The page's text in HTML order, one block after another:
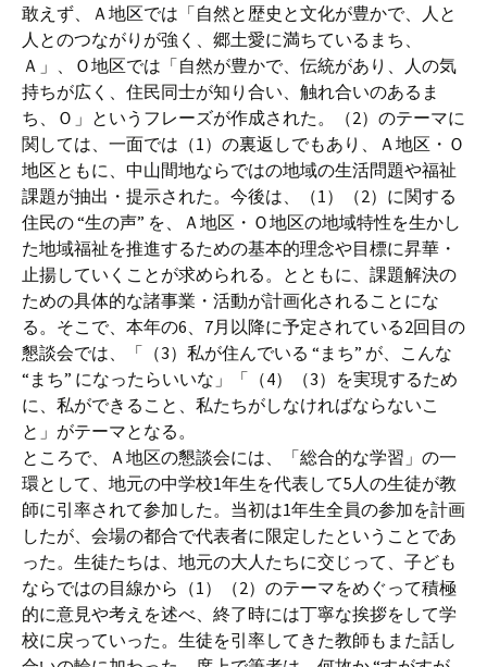
敢えず、Ａ地区では「自然と歴史と文化が豊かで、人と
人とのつながりが強く、郷土愛に満ちているまち、
Ａ」、Ｏ地区では「自然が豊かで、伝統があり、人の気
持ちが広く、住民同士が知り合い、触れ合いのあるま
ち、Ｏ」というフレーズが作成された。（2）のテーマに
関しては、一面では（1）の裏返しでもあり、Ａ地区・Ｏ
地区ともに、中山間地ならではの地域の生活問題や福祉
課題が抽出・提示された。今後は、（1）（2）に関する
住民の “生の声” を、Ａ地区・Ｏ地区の地域特性を生かし
た地域福祉を推進するための基本的理念や目標に昇華・
止揚していくことが求められる。とともに、課題解決の
ための具体的な諸事業・活動が計画化されることにな
る。そこで、本年の6、7月以降に予定されている2回目の
懇談会では、「（3）私が住んでいる “まち” が、こんな
“まち” になったらいいな」「（4）（3）を実現するため
に、私ができること、私たちがしなければならないこ
と」がテーマとなる。
ところで、Ａ地区の懇談会には、「総合的な学習」の一
環として、地元の中学校1年生を代表して5人の生徒が教
師に引率されて参加した。当初は1年生全員の参加を計画
したが、会場の都合で代表者に限定したということであ
った。生徒たちは、地元の大人たちに交じって、子ども
ならではの目線から（1）（2）のテーマをめぐって積極
的に意見や考えを述べ、終了時には丁寧な挨拶をして学
校に戻っていった。生徒を引率してきた教師もまた話し